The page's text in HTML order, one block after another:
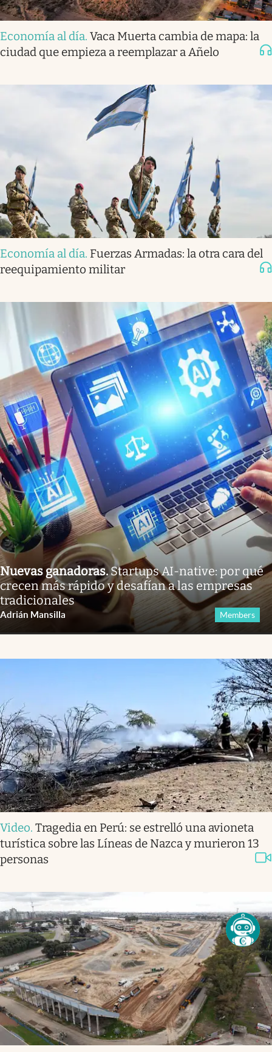
Economía al día. Vaca Muerta cambia de mapa: la
ciudad que empieza a reemplazar a Añelo
Economía al día. Fuerzas Armadas: la otra cara del
reequipamiento militar
Nuevas ganadoras.Startups AI-native: por qué
crecen más rápido y desafían a las empresas
tradicionales
Adrián Mansilla Members
Video. Tragedia en Perú: se estrelló una avioneta
turística sobre las Líneas de Nazca y murieron 13
personas